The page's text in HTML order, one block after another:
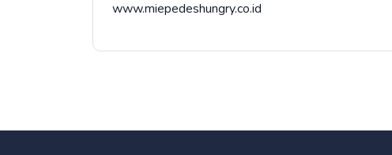
www.miepedeshungry.co.id